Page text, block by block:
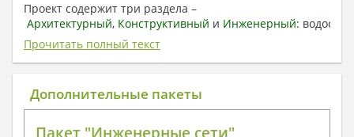
Проект содержит три раздела –
Архитектурный, Конструктивный и Инженерный:
отопление, вентиляция, канализация,
электроснабжение (приобретается за дополнительную
плату) + Пояснительная записка.
1. Архитектурный раздел:
Прочитать полный текст
Дополнительные пакеты